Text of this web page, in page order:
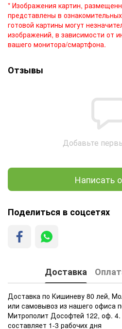
* Изображения картин,
представлены в
готовой картины могут
изображений, в зависимости от
вашего монитора/смартфона.
Отзывы
Добавьте
Написать
Поделиться в соцсетях
Доставка
Доставка по Кишиневу 80 лей,
или самовывоз из нашего офиса
Митрополит Дософтей 122, оф. 4.
составляет 1-3 рабочих дня